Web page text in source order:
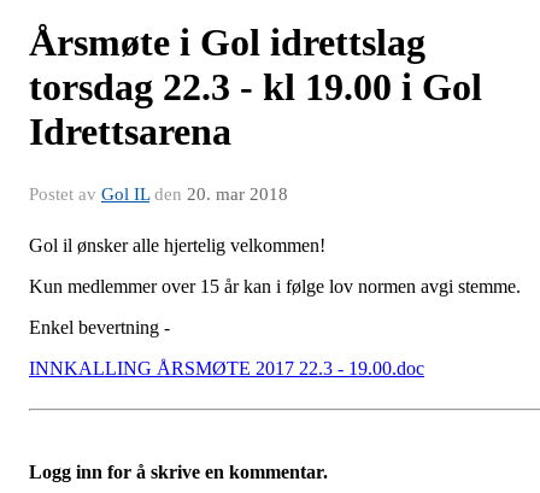
Årsmøte i Gol idrettslag
torsdag 22.3 - kl 19.00 i Gol
Idrettsarena
Postet av Gol ILden 20. mar 2018
Gol il ønsker alle hjertelig velkommen!
Kun medlemmer over 15 år kan i følge lov normen avgi stemme.
Enkel bevertning -
INNKALLING ÅRSMØTE 2017 22.3 - 19.00.doc
Logg inn for å skrive en kommentar.